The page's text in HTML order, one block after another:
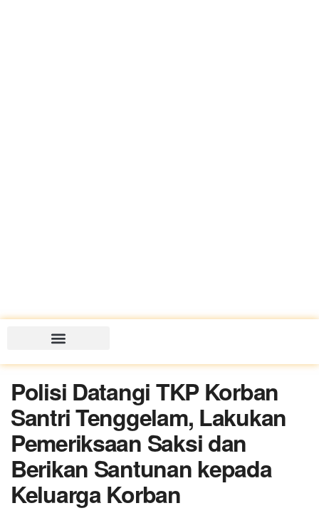
Polisi Datangi TKP Korban
Santri Tenggelam, Lakukan
Pemeriksaan Saksi dan
Berikan Santunan kepada
Keluarga Korban